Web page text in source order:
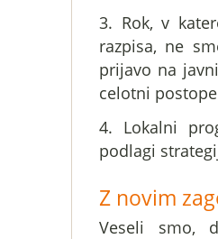
3. Rok, v
razpisa, ne
prijavo na
celotni
4. Lokalni
podlagi
Z novim
Veseli smo,